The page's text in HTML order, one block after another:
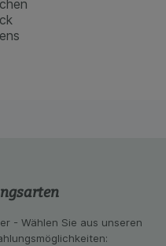
und Weise der Nutzung
für Sie optimieren können,
relevant für Sie zu
- Wählen Sie aus unseren